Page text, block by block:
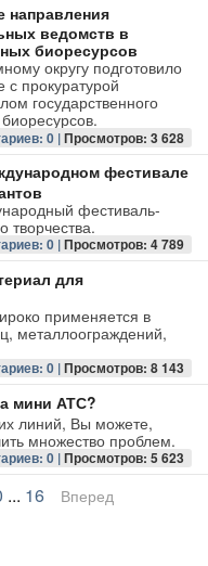
направления
ведомств в
биоресурсов
округу подготовило
с прокуратурой
государственного
0 |Просмотров: 3 628
фестивале
фестиваль-
творчества.
0 |Просмотров: 4 789
для
применяется в
металлоограждений,
0 |Просмотров: 8 143
мини АТС?
линий, Вы можете,
множество проблем.
0 |Просмотров: 5 623
... 16 Вперед